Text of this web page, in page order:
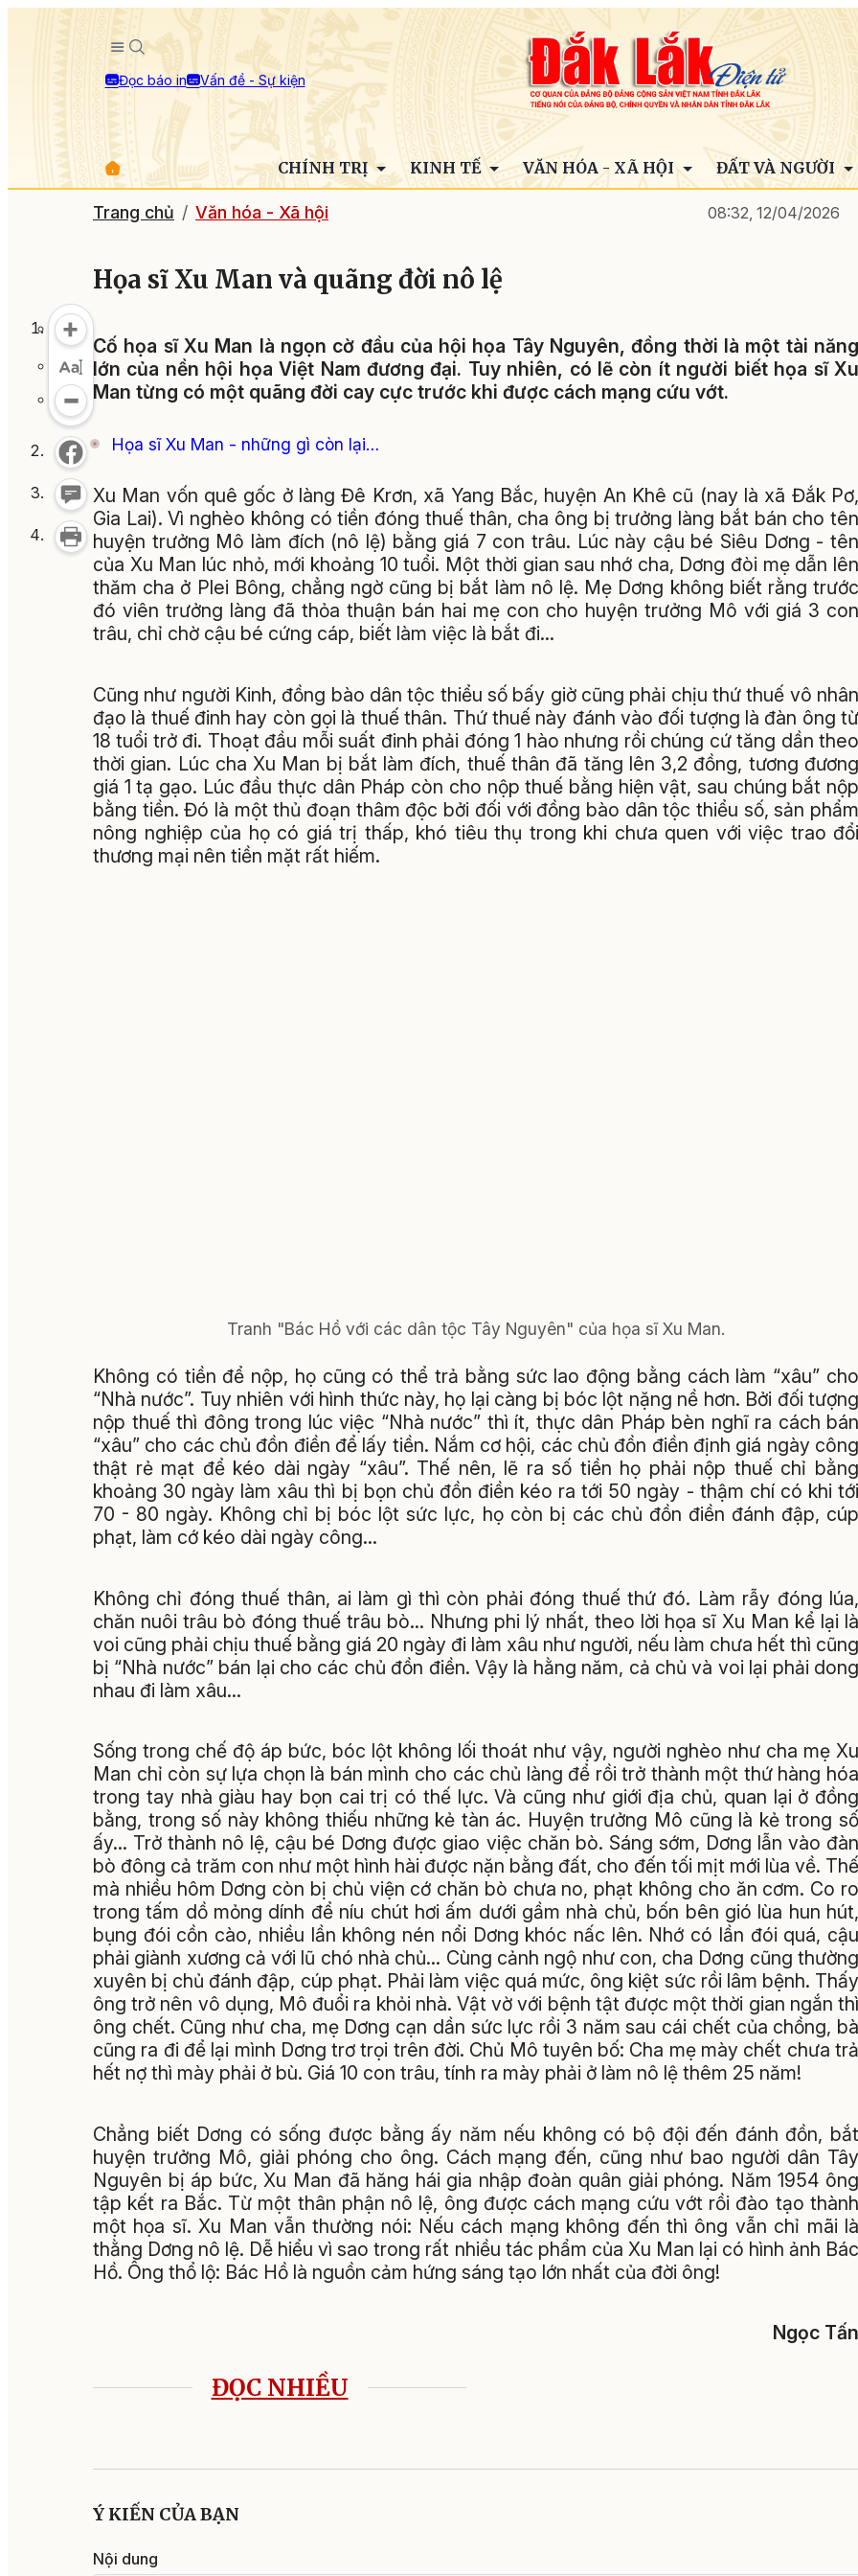
Đọc báo in Vấn đề - Sự kiện
CHÍNH TRỊ KINH TẾ VĂN HÓA - XÃ HỘI ĐẤT VÀ NGƯỜI
Trang chủ Văn hóa - Xã hội 08:32, 12/04/2026
Họa sĩ Xu Man và quãng đời nô lệ
Cố họa sĩ Xu Man là ngọn cờ đầu của hội họa Tây Nguyên, đồng thời là một tài năng
lớn của nền hội họa Việt Nam đương đại. Tuy nhiên, có lẽ còn ít người biết họa sĩ Xu
Man từng có một quãng đời cay cực trước khi được cách mạng cứu vớt.
Họa sĩ Xu Man - những gì còn lại…
Xu Man vốn quê gốc ở làng Đê Krơn, xã Yang Bắc, huyện An Khê cũ (nay là xã Đắk Pơ,
Gia Lai). Vì nghèo không có tiền đóng thuế thân, cha ông bị trưởng làng bắt bán cho tên
huyện trưởng Mô làm đích (nô lệ) bằng giá 7 con trâu. Lúc này cậu bé Siêu Dơng - tên
của Xu Man lúc nhỏ, mới khoảng 10 tuổi. Một thời gian sau nhớ cha, Dơng đòi mẹ dẫn lên
thăm cha ở Plei Bông, chẳng ngờ cũng bị bắt làm nô lệ. Mẹ Dơng không biết rằng trước
đó viên trưởng làng đã thỏa thuận bán hai mẹ con cho huyện trưởng Mô với giá 3 con
trâu, chỉ chờ cậu bé cứng cáp, biết làm việc là bắt đi…
Cũng như người Kinh, đồng bào dân tộc thiểu số bấy giờ cũng phải chịu thứ thuế vô nhân
đạo là thuế đinh hay còn gọi là thuế thân. Thứ thuế này đánh vào đối tượng là đàn ông từ
18 tuổi trở đi. Thoạt đầu mỗi suất đinh phải đóng 1 hào nhưng rồi chúng cứ tăng dần theo
thời gian. Lúc cha Xu Man bị bắt làm đích, thuế thân đã tăng lên 3,2 đồng, tương đương
giá 1 tạ gạo. Lúc đầu thực dân Pháp còn cho nộp thuế bằng hiện vật, sau chúng bắt nộp
bằng tiền. Đó là một thủ đoạn thâm độc bởi đối với đồng bào dân tộc thiểu số, sản phẩm
nông nghiệp của họ có giá trị thấp, khó tiêu thụ trong khi chưa quen với việc trao đổi
thương mại nên tiền mặt rất hiếm.
Tranh "Bác Hồ với các dân tộc Tây Nguyên" của họa sĩ Xu Man.
Không có tiền để nộp, họ cũng có thể trả bằng sức lao động bằng cách làm “xâu” cho
“Nhà nước”. Tuy nhiên với hình thức này, họ lại càng bị bóc lột nặng nề hơn. Bởi đối tượng
nộp thuế thì đông trong lúc việc “Nhà nước” thì ít, thực dân Pháp bèn nghĩ ra cách bán
“xâu” cho các chủ đồn điền để lấy tiền. Nắm cơ hội, các chủ đồn điền định giá ngày công
thật rẻ mạt để kéo dài ngày “xâu”. Thế nên, lẽ ra số tiền họ phải nộp thuế chỉ bằng
khoảng 30 ngày làm xâu thì bị bọn chủ đồn điền kéo ra tới 50 ngày - thậm chí có khi tới
70 - 80 ngày. Không chỉ bị bóc lột sức lực, họ còn bị các chủ đồn điền đánh đập, cúp
phạt, làm cớ kéo dài ngày công…
Không chỉ đóng thuế thân, ai làm gì thì còn phải đóng thuế thứ đó. Làm rẫy đóng lúa,
chăn nuôi trâu bò đóng thuế trâu bò... Nhưng phi lý nhất, theo lời họa sĩ Xu Man kể lại là
voi cũng phải chịu thuế bằng giá 20 ngày đi làm xâu như người, nếu làm chưa hết thì cũng
bị “Nhà nước” bán lại cho các chủ đồn điền. Vậy là hằng năm, cả chủ và voi lại phải dong
nhau đi làm xâu…
Sống trong chế độ áp bức, bóc lột không lối thoát như vậy, người nghèo như cha mẹ Xu
Man chỉ còn sự lựa chọn là bán mình cho các chủ làng để rồi trở thành một thứ hàng hóa
trong tay nhà giàu hay bọn cai trị có thế lực. Và cũng như giới địa chủ, quan lại ở đồng
bằng, trong số này không thiếu những kẻ tàn ác. Huyện trưởng Mô cũng là kẻ trong số
ấy… Trở thành nô lệ, cậu bé Dơng được giao việc chăn bò. Sáng sớm, Dơng lẫn vào đàn
bò đông cả trăm con như một hình hài được nặn bằng đất, cho đến tối mịt mới lùa về. Thế
mà nhiều hôm Dơng còn bị chủ viện cớ chăn bò chưa no, phạt không cho ăn cơm. Co ro
trong tấm dồ mỏng dính để níu chút hơi ấm dưới gầm nhà chủ, bốn bên gió lùa hun hút,
bụng đói cồn cào, nhiều lần không nén nổi Dơng khóc nấc lên. Nhớ có lần đói quá, cậu
phải giành xương cả với lũ chó nhà chủ… Cùng cảnh ngộ như con, cha Dơng cũng thường
xuyên bị chủ đánh đập, cúp phạt. Phải làm việc quá mức, ông kiệt sức rồi lâm bệnh. Thấy
ông trở nên vô dụng, Mô đuổi ra khỏi nhà. Vật vờ với bệnh tật được một thời gian ngắn thì
ông chết. Cũng như cha, mẹ Dơng cạn dần sức lực rồi 3 năm sau cái chết của chồng, bà
cũng ra đi để lại mình Dơng trơ trọi trên đời. Chủ Mô tuyên bố: Cha mẹ mày chết chưa trả
hết nợ thì mày phải ở bù. Giá 10 con trâu, tính ra mày phải ở làm nô lệ thêm 25 năm!
Chẳng biết Dơng có sống được bằng ấy năm nếu không có bộ đội đến đánh đồn, bắt
huyện trưởng Mô, giải phóng cho ông. Cách mạng đến, cũng như bao người dân Tây
Nguyên bị áp bức, Xu Man đã hăng hái gia nhập đoàn quân giải phóng. Năm 1954 ông
tập kết ra Bắc. Từ một thân phận nô lệ, ông được cách mạng cứu vớt rồi đào tạo thành
một họa sĩ. Xu Man vẫn thường nói: Nếu cách mạng không đến thì ông vẫn chỉ mãi là
thằng Dơng nô lệ. Dễ hiểu vì sao trong rất nhiều tác phẩm của Xu Man lại có hình ảnh Bác
Hồ. Ông thổ lộ: Bác Hồ là nguồn cảm hứng sáng tạo lớn nhất của đời ông!
Ngọc Tấn
ĐỌC NHIỀU
Ý KIẾN CỦA BẠN
Nội dung